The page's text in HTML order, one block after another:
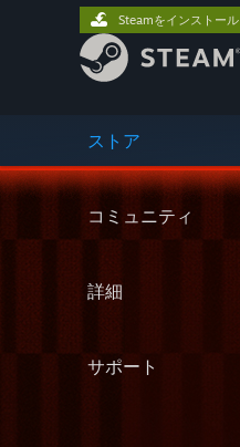
ストア
コミュニティ
詳細
サポート
Steamをインストール